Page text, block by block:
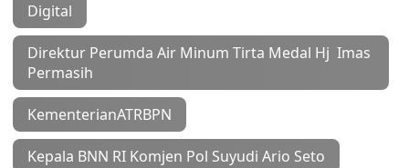
Digital
Direktur Perumda Air Minum Tirta Medal Hj Imas
Permasih
KementerianATRBPN
Kepala BNN RI Komjen Pol Suyudi Ario Seto